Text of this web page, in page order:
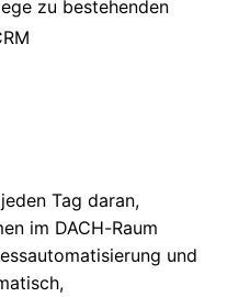
zu bestehenden
Tag daran,
im DACH-Raum
und